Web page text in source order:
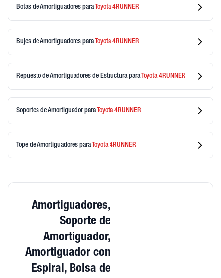
Botas de Amortiguadores paraToyota4RUNNER
Bujes de Amortiguadores paraToyota4RUNNER
Repuesto de Amortiguadores de EstructuraparaToyota4RUNNER
Soportes de AmortiguadorparaToyota4RUNNER
Tope de Amortiguadores paraToyota4RUNNER
Amortiguadores,
Soporte de
Amortiguador,
Amortiguador con
Espiral, Bolsa de